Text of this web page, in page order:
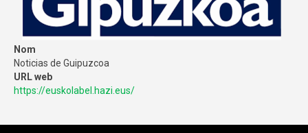
Nom
Noticias de Guipuzcoa
URL web
https://euskolabel.hazi.eus/